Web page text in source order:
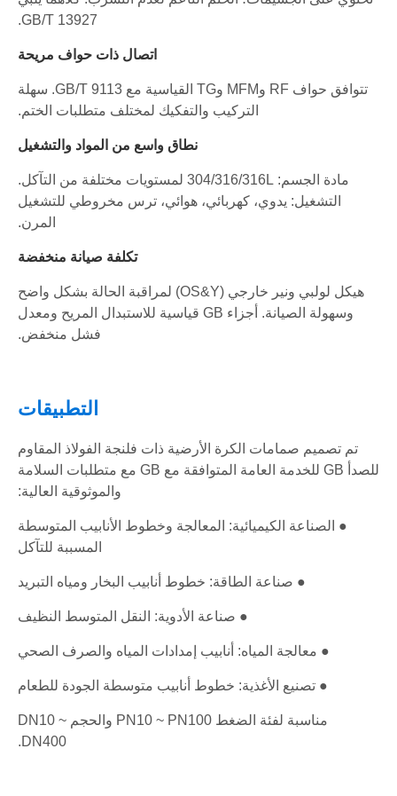
GB/T 13927.
اتصال ذات حواف مريحة
تتوافق حواف RF وMFM وTG القياسية مع GB/T 9113. سهلة
التركيب والتفكيك لمختلف متطلبات الختم.
نطاق واسع من المواد والتشغيل
مادة الجسم: 304/316/316L لمستويات مختلفة من التآكل.
التشغيل: يدوي، كهربائي، هوائي، ترس مخروطي للتشغيل
المرن.
تكلفة صيانة منخفضة
هيكل لولبي ونير خارجي (OS&Y) لمراقبة الحالة بشكل واضح
وسهولة الصيانة. أجزاء GB قياسية للاستبدال المريح ومعدل
فشل منخفض.
التطبيقات
تم تصميم صمامات الكرة الأرضية ذات فلنجة الفولاذ المقاوم
للصدأ GB للخدمة العامة المتوافقة مع GB مع متطلبات السلامة
والموثوقية العالية:
● الصناعة الكيميائية: المعالجة وخطوط الأنابيب المتوسطة
المسببة للتآكل
● صناعة الطاقة: خطوط أنابيب البخار ومياه التبريد
● صناعة الأدوية: النقل المتوسط ​​النظيف
● معالجة المياه: أنابيب إمدادات المياه والصرف الصحي
● تصنيع الأغذية: خطوط أنابيب متوسطة الجودة للطعام
مناسبة لفئة الضغط PN10 ~ PN100 والحجم DN10 ~
DN400.